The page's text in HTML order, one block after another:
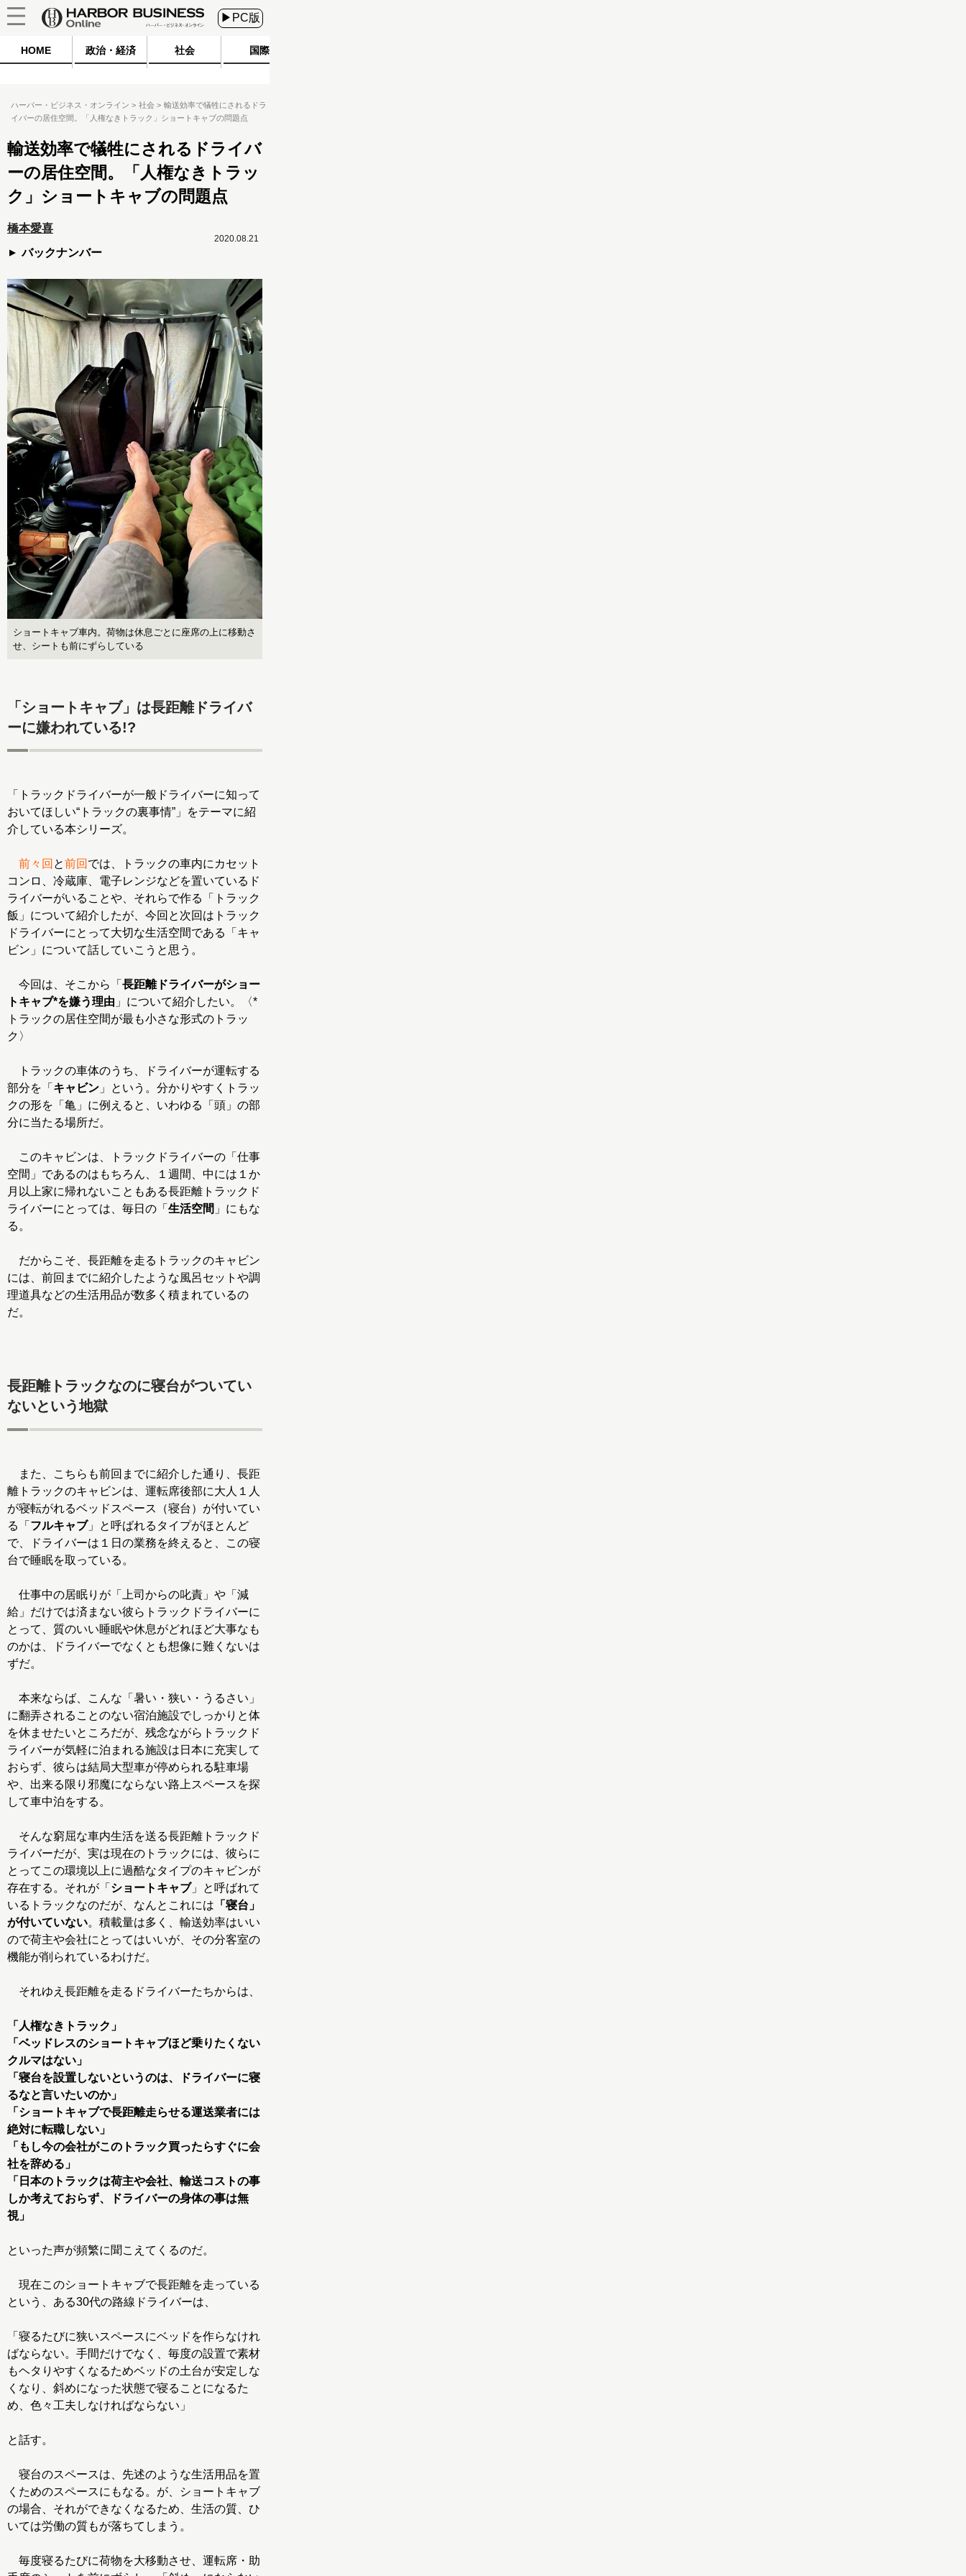
▶PC版
HOME 政治・経済 社会 国際
ハーバー・ビジネス・オンライン 社会
輸送効率で犠牲にされるドラ
イバーの居住空間。「人権なきトラック」ショートキャブの問題点
輸送効率で犠牲にされるドライバ
ーの居住空間。「人権なきトラッ
ク」ショートキャブの問題点
橋本愛喜
バックナンバー
2020.08.21
ショートキャブ車内。荷物は休息ごとに座席の上に移動さ
せ、シートも前にずらしている
「ショートキャブ」は長距離ドライバ
ーに嫌われている!?
「トラックドライバーが一般ドライバーに知って
おいてほしい“トラックの裏事情”」をテーマに紹
介している本シリーズ。
前々回 と前回 では、トラックの車内にカセット
コンロ、冷蔵庫、電子レンジなどを置いているド
ライバーがいることや、それらで作る「トラック
飯」について紹介したが、今回と次回はトラック
ドライバーにとって大切な生活空間である「キャ
ビン」について話していこうと思う。
今回は、そこから「 長距離ドライバーがショー
トキャブ*を嫌う理由 」について紹介したい。〈*
トラックの居住空間が最も小さな形式のトラッ
ク〉
トラックの車体のうち、ドライバーが運転する
部分を「 キャビン 」という。分かりやすくトラッ
クの形を「亀」に例えると、いわゆる「頭」の部
分に当たる場所だ。
このキャビンは、トラックドライバーの「仕事
空間」であるのはもちろん、１週間、中には１か
月以上家に帰れないこともある長距離トラックド
ライバーにとっては、毎日の「 生活空間 」にもな
る。
だからこそ、長距離を走るトラックのキャビン
には、前回までに紹介したような風呂セットや調
理道具などの生活用品が数多く積まれているの
だ。
長距離トラックなのに寝台がついてい
ないという地獄
また、こちらも前回までに紹介した通り、長距
離トラックのキャビンは、運転席後部に大人１人
が寝転がれるベッドスペース（寝台）が付いてい
る「 フルキャブ」と呼ばれるタイプがほとんど
で、ドライバーは１日の業務を終えると、この寝
台で睡眠を取っている。
仕事中の居眠りが「上司からの叱責」や「減
給」だけでは済まない彼らトラックドライバーに
とって、質のいい睡眠や休息がどれほど大事なも
のかは、ドライバーでなくとも想像に難くないは
ずだ。
本来ならば、こんな「暑い・狭い・うるさい」
に翻弄されることのない宿泊施設でしっかりと体
を休ませたいところだが、残念ながらトラックド
ライバーが気軽に泊まれる施設は日本に充実して
おらず、彼らは結局大型車が停められる駐車場
や、出来る限り邪魔にならない路上スペースを探
して車中泊をする。
そんな窮屈な車内生活を送る長距離トラックド
ライバーだが、実は現在のトラックには、彼らに
とってこの環境以上に過酷なタイプのキャビンが
存在する。それが「 ショートキャブ」と呼ばれて
いるトラックなのだが、なんとこれには 「寝台」
が付いていない。積載量は多く、輸送効率はいい
ので荷主や会社にとってはいいが、その分客室の
機能が削られているわけだ。
それゆえ長距離を走るドライバーたちからは、
「人権なきトラック」
「ベッドレスのショートキャブほど乗りたくない
クルマはない」
「寝台を設置しないというのは、ドライバーに寝
るなと言いたいのか」
「ショートキャブで長距離走らせる運送業者には
絶対に転職しない」
「もし今の会社がこのトラック買ったらすぐに会
社を辞める」
「日本のトラックは荷主や会社、輸送コストの事
しか考えておらず、ドライバーの身体の事は無
視」
といった声が頻繁に聞こえてくるのだ。
現在このショートキャブで長距離を走っている
という、ある30代の路線ドライバーは、
「寝るたびに狭いスペースにベッドを作らなけれ
ばならない。手間だけでなく、毎度の設置で素材
もヘタりやすくなるためベッドの土台が安定しな
くなり、斜めになった状態で寝ることになるた
め、色々工夫しなければならない」
と話す。
寝台のスペースは、先述のような生活用品を置
くためのスペースにもなる。が、ショートキャブ
の場合、それができなくなるため、生活の質、ひ
いては労働の質もが落ちてしまう。
毎度寝るたびに荷物を大移動させ、運転席・助